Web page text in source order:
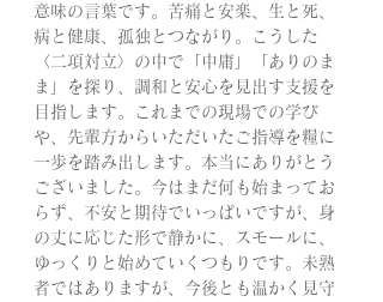
意味の言葉です。苦痛と安楽、生と死、
病と健康、孤独とつながり。こうした
〈二項対立〉の中で「中庸」「ありのま
ま」を探り、調和と安心を見出す支援を
目指します。これまでの現場での学び
や、先輩方からいただいたご指導を糧に
一歩を踏み出します。本当にありがとう
ございました。今はまだ何も始まってお
らず、不安と期待でいっぱいですが、身
の丈に応じた形で静かに、スモールに、
ゆっくりと始めていくつもりです。未熟
者ではありますが、今後とも温かく見守